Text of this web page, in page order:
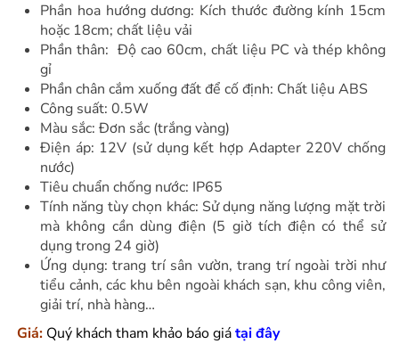
Phần hoa hướng dương: Kích thước đường kính 15cm
hoặc 18cm; chất liệu vải
Phần thân: Độ cao 60cm, chất liệu PC và thép không
gỉ
Phần chân cắm xuống đất để cố định: Chất liệu ABS
Công suất: 0.5W
Màu sắc: Đơn sắc (trắng vàng)
Điện áp: 12V (sử dụng kết hợp Adapter 220V chống
nước)
Tiêu chuẩn chống nước: IP65
Tính năng tùy chọn khác: Sử dụng năng lượng mặt trời
mà không cần dùng điện (5 giờ tích điện có thể sử
dụng trong 24 giờ)
Ứng dụng: trang trí sân vườn, trang trí ngoài trời như
tiểu cảnh, các khu bên ngoài khách sạn, khu công viên,
giải trí, nhà hàng…
Giá: Quý khách tham khảo báo giátại đây